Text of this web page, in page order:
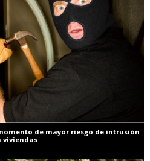
de mayor riesgo de intrusión
viviendas